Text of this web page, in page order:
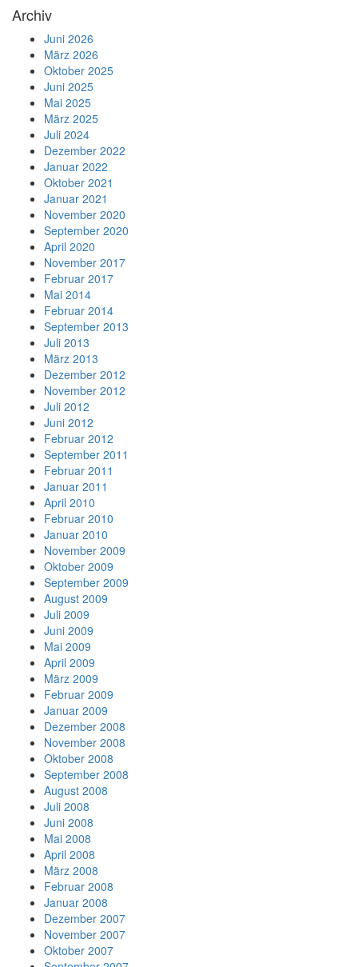
Archiv
Juni 2026
März 2026
Oktober 2025
Juni 2025
Mai 2025
März 2025
Juli 2024
Dezember 2022
Januar 2022
Oktober 2021
Januar 2021
November 2020
September 2020
April 2020
November 2017
Februar 2017
Mai 2014
Februar 2014
September 2013
Juli 2013
März 2013
Dezember 2012
November 2012
Juli 2012
Juni 2012
Februar 2012
September 2011
Februar 2011
Januar 2011
April 2010
Februar 2010
Januar 2010
November 2009
Oktober 2009
September 2009
August 2009
Juli 2009
Juni 2009
Mai 2009
April 2009
März 2009
Februar 2009
Januar 2009
Dezember 2008
November 2008
Oktober 2008
September 2008
August 2008
Juli 2008
Juni 2008
Mai 2008
April 2008
März 2008
Februar 2008
Januar 2008
Dezember 2007
November 2007
Oktober 2007